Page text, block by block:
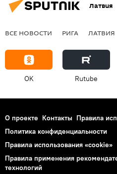
Латвия
ВСЕ НОВОСТИ РИГА ЛАТВИЯ
OK Rutube
О проекте Контакты Правила
Политика конфиденциальности
Правила использования «cookie»
Правила применения
технологий